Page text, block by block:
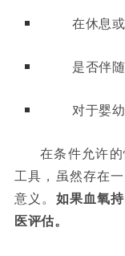
在休息
是否伴
对于婴
在条件允许
工具，虽然存在
意义 。 如果血氧
医评估。